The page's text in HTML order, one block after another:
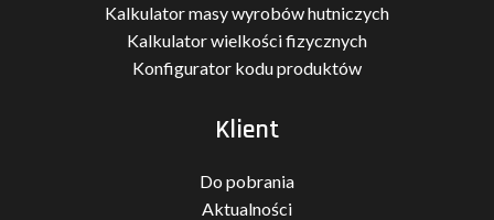
Kalkulator masy wyrobów hutniczych
Kalkulator wielkości fizycznych
Konfigurator kodu produktów
Klient
Do pobrania
Aktualności